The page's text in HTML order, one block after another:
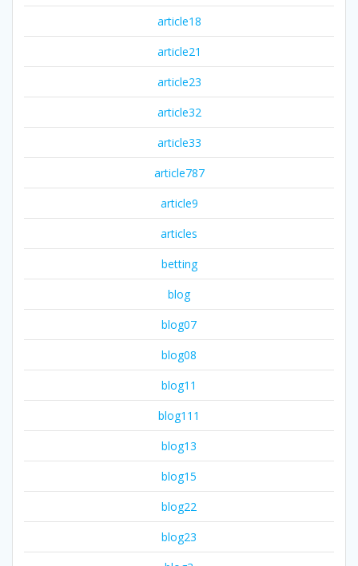
article18
article21
article23
article32
article33
article787
article9
articles
betting
blog
blog07
blog08
blog11
blog111
blog13
blog15
blog22
blog23